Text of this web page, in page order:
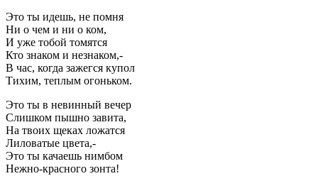
Это ты идешь, не помня
Ни о чем и ни о ком,
И уже тобой томятся
Кто знаком и незнаком,-
В час, когда зажегся купол
Тихим, теплым огоньком.
Это ты в невинный вечер
Слишком пышно завита,
На твоих щеках ложатся
Лиловатые цвета,-
Это ты качаешь нимбом
Нежно-красного зонта!